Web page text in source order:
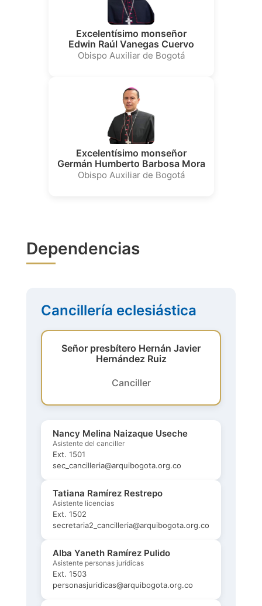
Excelentísimo monseñor
Edwin Raúl Vanegas Cuervo
Obispo Auxiliar de Bogotá
Excelentísimo monseñor
Germán Humberto Barbosa Mora
Obispo Auxiliar de Bogotá
Dependencias
Cancillería eclesiástica
Señor presbítero Hernán Javier
Hernández Ruiz
Canciller
Nancy Melina Naizaque Useche
Asistente del canciller
Ext. 1501
sec_cancilleria@arquibogota.org.co
Tatiana Ramírez Restrepo
Asistente licencias
Ext. 1502
secretaria2_cancilleria@arquibogota.org.co
Alba Yaneth Ramírez Pulido
Asistente personas jurídicas
Ext. 1503
personasjuridicas@arquibogota.org.co